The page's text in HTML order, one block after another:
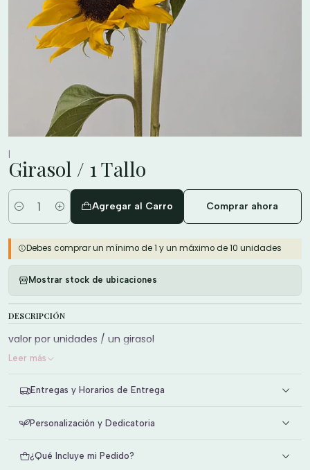
Girasol / 1 Tallo
Cantidad
Agregar al Carro Comprar ahora
Debes comprar un mínimo de 1 y un máximo de 10 unidades
Mostrar stock de ubicaciones
DESCRIPCIÓN
valor por unidades / un girasol
Leer más
Entregas y Horarios de Entrega
Personalización y Dedicatoria
¿Qué Incluye mi Pedido?